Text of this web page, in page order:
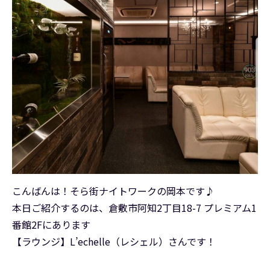
こんばんは！そら街ナイトワークの岡本です♪
本日ご紹介するのは、倉敷市阿知2丁目18-7 プレミアム1
番館2Fにあります
【ラウンジ】L’echelle（レシェル）さんです！